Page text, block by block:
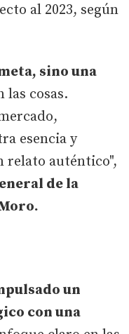
al 2023, según
sino una
las cosas.
esencia y
relato auténtico",
de la
un
con una